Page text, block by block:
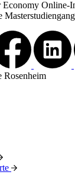
Economy Online-
Masterstudiengang
Rosenheim